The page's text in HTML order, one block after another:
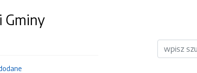
Gminy